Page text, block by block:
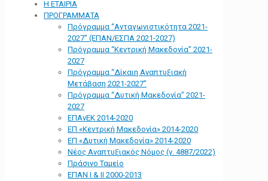
Η ΕΤΑΙΡΙΑ
ΠΡΟΓΡΑΜΜΑΤΑ
Πρόγραμμα “Ανταγωνιστικότητα 2021-
2027” (ΕΠΑΝ/ΕΣΠΑ 2021-2027)
Πρόγραμμα “Κεντρική Μακεδονία” 2021-
2027
Πρόγραμμα “Δίκαιη Αναπτυξιακή
Μετάβαση 2021-2027”
Πρόγραμμα “Δυτική Μακεδονία” 2021-
2027
ΕΠΑνΕΚ 2014-2020
ΕΠ «Kεντρική Μακεδονία» 2014-2020
ΕΠ «Δυτική Μακεδονία» 2014-2020
Νέος Αναπτυξιακός Νόμος (ν. 4887/2022)
Πράσινο Ταμείο
ΕΠΑΝ Ι & ΙΙ 2000-2013